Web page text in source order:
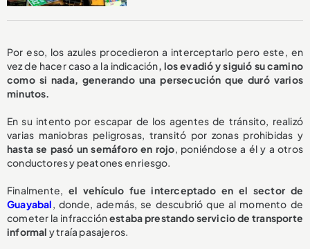
Por eso, los azules procedieron a interceptarlo pero este, en
vez de hacer caso a la indicación, los evadió y siguió su camino
como si nada, generando una persecución que duró varios
minutos.
En su intento por escapar de los agentes de tránsito, realizó
varias maniobras peligrosas, transitó por zonas prohibidas y
hasta se pasó un semáforo en rojo, poniéndose a él y a otros
conductores y peatones en riesgo.
Finalmente, el vehículo fue interceptado en el sector de
Guayabal, donde, además, se descubrió que al momento de
cometer la infracciónestaba prestando servicio de transporte
informal y traía pasajeros.